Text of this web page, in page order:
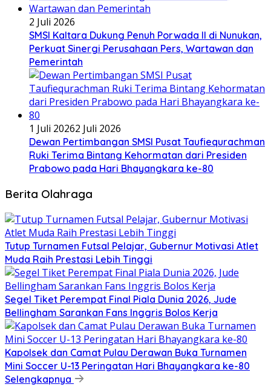
2 Juli 2026
SMSI Kaltara Dukung Penuh Porwada II di Nunukan,
Perkuat Sinergi Perusahaan Pers, Wartawan dan
Pemerintah
1 Juli 20262 Juli 2026
Dewan Pertimbangan SMSI Pusat Taufiequrachman
Ruki Terima Bintang Kehormatan dari Presiden
Prabowo pada Hari Bhayangkara ke-80
Berita Olahraga
Tutup Turnamen Futsal Pelajar, Gubernur Motivasi Atlet
Muda Raih Prestasi Lebih Tinggi
Segel Tiket Perempat Final Piala Dunia 2026, Jude
Bellingham Sarankan Fans Inggris Bolos Kerja
Kapolsek dan Camat Pulau Derawan Buka Turnamen
Mini Soccer U-13 Peringatan Hari Bhayangkara ke-80
Selengkapnya